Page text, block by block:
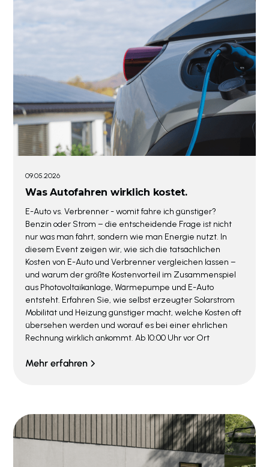
09.05.2026
Was Autofahren wirklich kostet.
E-Auto vs. Verbrenner - womit fahre ich günstiger?
Benzin oder Strom – die entscheidende Frage ist nicht
nur was man fährt, sondern wie man Energie nutzt. In
diesem Event zeigen wir, wie sich die tatsächlichen
Kosten von E-Auto und Verbrenner vergleichen lassen –
und warum der größte Kostenvorteil im Zusammenspiel
aus Photovoltaikanlage, Wärmepumpe und E-Auto
entsteht. Erfahren Sie, wie selbst erzeugter Solarstrom
Mobilität und Heizung günstiger macht, welche Kosten oft
übersehen werden und worauf es bei einer ehrlichen
Rechnung wirklich ankommt. Ab 10:00 Uhr vor Ort
Mehr erfahren